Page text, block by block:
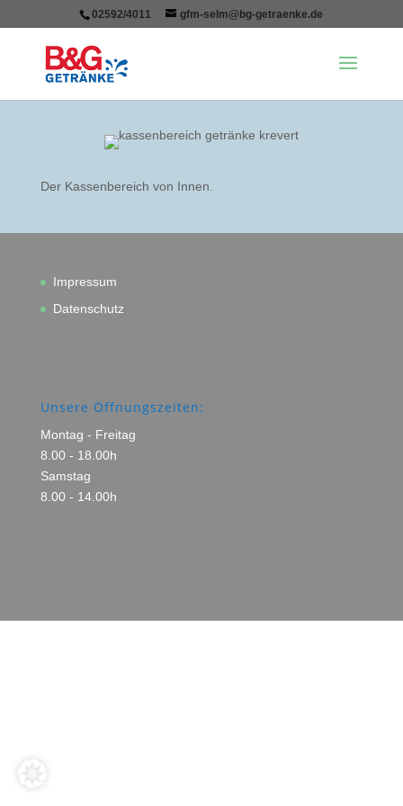
02592/4011 gfm-selm@bg-getraenke.de
Der Kassenbereich von Innen.
Impressum
Datenschutz
Unsere Öffnungszeiten:
Montag - Freitag
8.00 - 18.00h
Samstag
8.00 - 14.00h